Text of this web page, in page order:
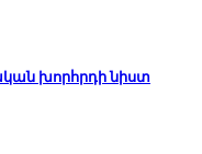
խորհրդի նիստ